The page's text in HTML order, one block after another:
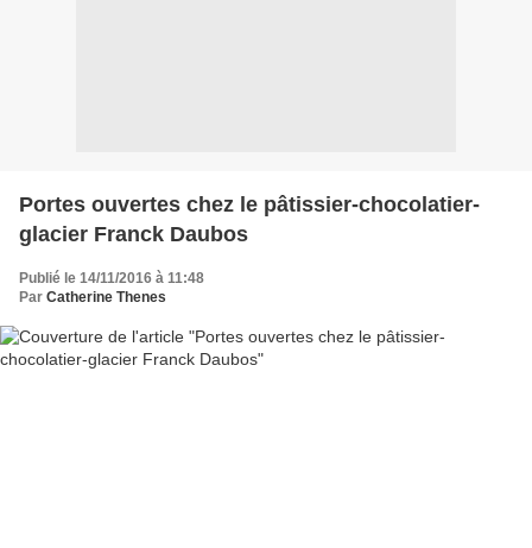
Portes ouvertes chez le pâtissier-chocolatier-
glacier Franck Daubos
Publié le 14/11/2016 à 11:48
Par Catherine Thenes